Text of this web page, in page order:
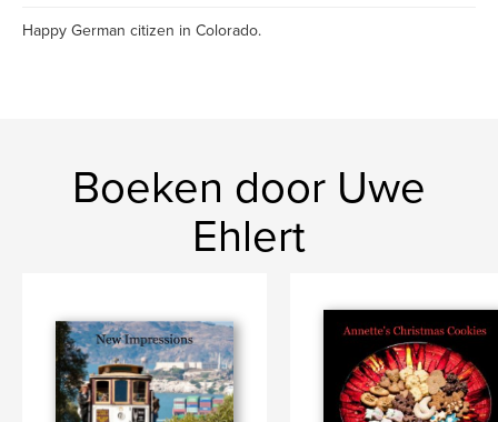
Happy German citizen in Colorado.
Boeken door Uwe
Ehlert